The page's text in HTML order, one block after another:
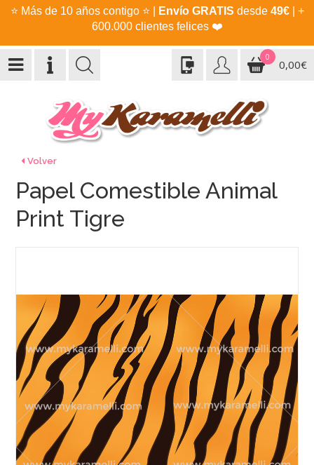
⭐ Más de 10 años contigo ⭐ Envío GRATIS desde 49€| +
600.000 clientes felices ❤️
0
0,00€
Volver
Papel Comestible Animal
Print Tigre